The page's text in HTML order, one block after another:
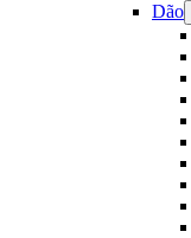
Dão